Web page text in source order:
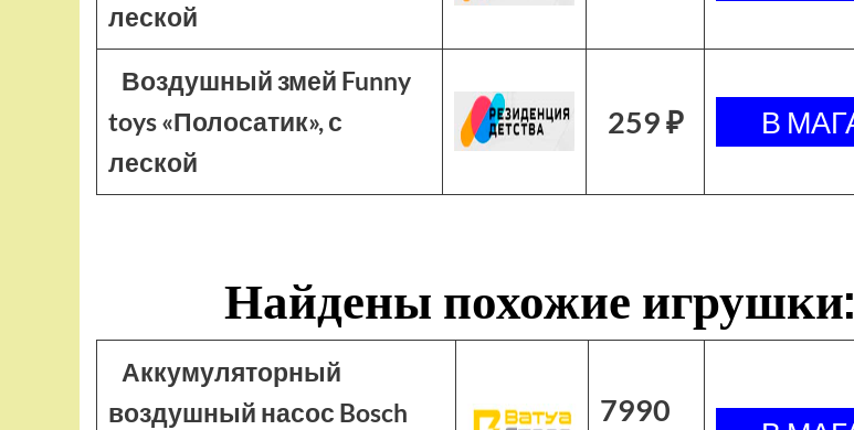
леской
Воздушный змей Funny
toys «Полосатик», с
леской
259 ₽
Найдены похожие игрушки:
Аккумуляторный
воздушный насос Bosch
7990